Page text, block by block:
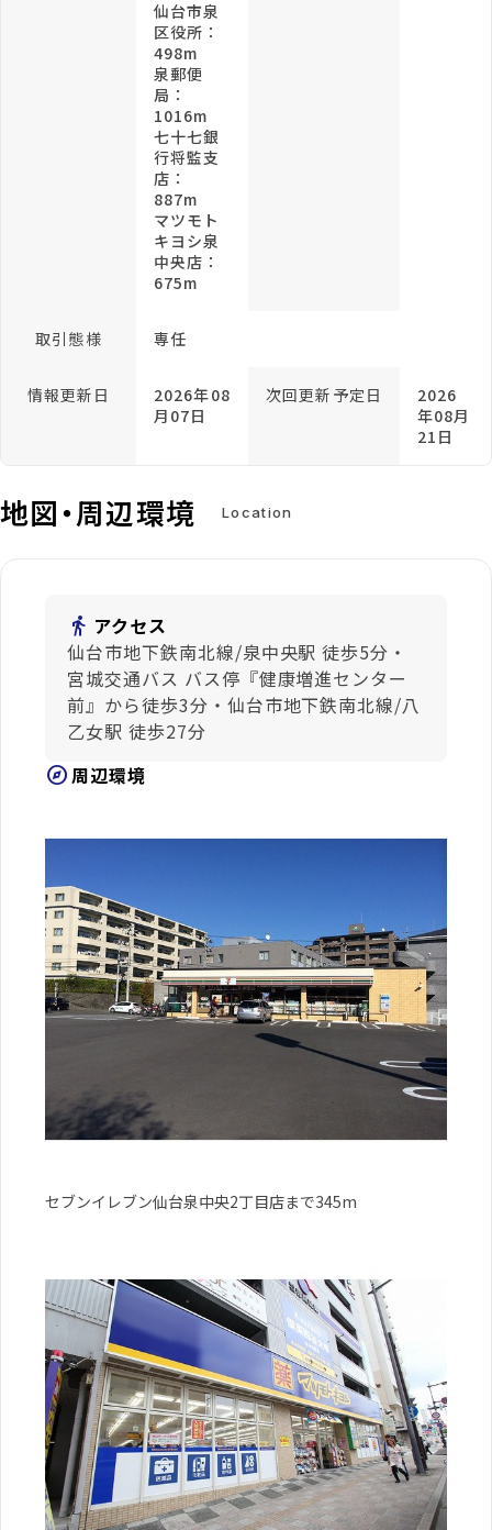
仙台市泉
区役所：
498m
泉郵便
局：
1016m
七十七銀
行将監支
店：
887m
マツモト
キヨシ泉
中央店：
675m
取引態様 専任
情報更新日
2026年08
月07日
次回更新予定日
2026
年08月
21日
地図・周辺環境 Location
directions_walk アクセス
仙台市地下鉄南北線/泉中央駅 徒歩5分・
宮城交通バス バス停『健康増進センター
前』から徒歩3分・仙台市地下鉄南北線/八
乙女駅 徒歩27分
explore周辺環境
セブンイレブン仙台泉中央2丁目店まで345m